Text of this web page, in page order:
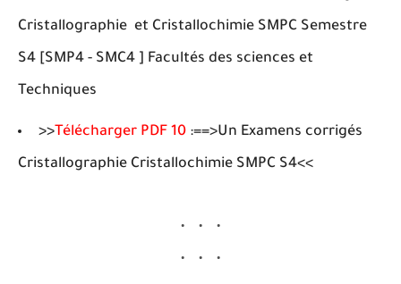
Cristallographie et Cristallochimie SMPC Semestre
S4 [SMP4 - SMC4 ] Facultés des sciences et
Techniques
>>Télécharger PDF 10 :==>Un Examens corrigés
Cristallographie Cristallochimie SMPC S4<<